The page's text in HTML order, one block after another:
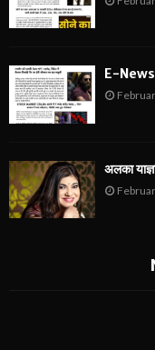
E-
अलका